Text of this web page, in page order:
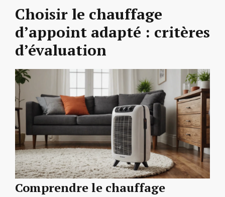
Choisir le chauffage
d’appoint adapté : critères
d’évaluation
Comprendre le chauffage